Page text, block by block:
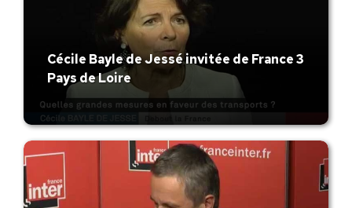
Cécile Bayle de Jessé invitée de France 3
Pays de Loire